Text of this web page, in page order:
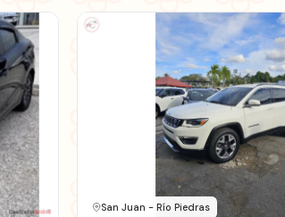
San Juan - Río Piedras